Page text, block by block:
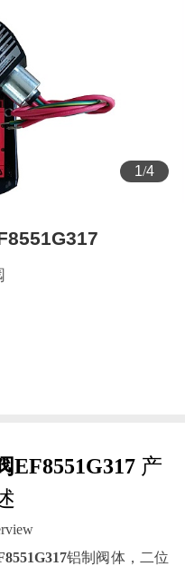
2/4
EF8551G317 产
铝制阀体，二位